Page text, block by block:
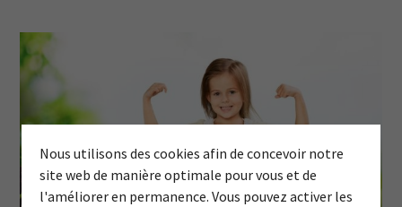
Nous utilisons des cookies afin de concevoir notre
site web de manière optimale pour vous et de
l'améliorer en permanence. Vous pouvez activer les